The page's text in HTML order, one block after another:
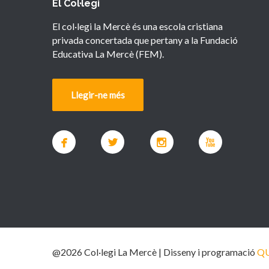
El Col·legi
El col·legi la Mercè és una escola cristiana
privada concertada que pertany a la Fundació
Educativa La Mercè (FEM).
Llegir-ne més
@2026 Col·legi La Mercè | Disseny i programació